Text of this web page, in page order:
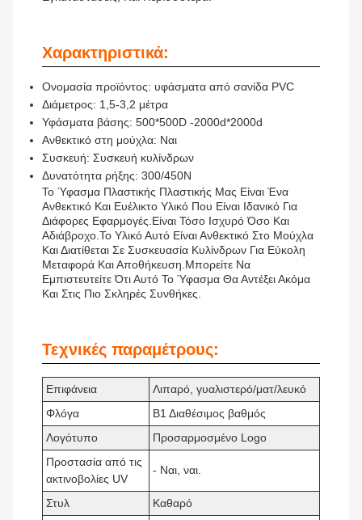
Χαρακτηριστικά:
Ονομασία προϊόντος: υφάσματα από σανίδα PVC
Διάμετρος: 1,5-3,2 μέτρα
Υφάσματα βάσης: 500*500D -2000d*2000d
Ανθεκτικό στη μούχλα: Ναι
Συσκευή: Συσκευή κυλίνδρων
Δυνατότητα ρήξης: 300/450N
Το Ύφασμα Πλαστικής Πλαστικής Μας Είναι Ένα
Ανθεκτικό Και Ευέλικτο Υλικό Που Είναι Ιδανικό Για
Διάφορες Εφαρμογές.Είναι Τόσο Ισχυρό Όσο Και
Αδιάβροχο.Το Υλικό Αυτό Είναι Ανθεκτικό Στο Μούχλα
Και Διατίθεται Σε Συσκευασία Κυλίνδρων Για Εύκολη
Μεταφορά Και Αποθήκευση.Μπορείτε Να
Εμπιστευτείτε Ότι Αυτό Το Ύφασμα Θα Αντέξει Ακόμα
Και Στις Πιο Σκληρές Συνθήκες.
Τεχνικές παραμέτρους:
Επιφάνεια
Λιπαρό, γυαλιστερό/ματ/λευκό
Φλόγα
Β1 Διαθέσιμος βαθμός
Λογότυπο
Προσαρμοσμένο Logo
Προστασία από τις
ακτινοβολίες UV
- Ναι, ναι.
Στυλ
Καθαρό